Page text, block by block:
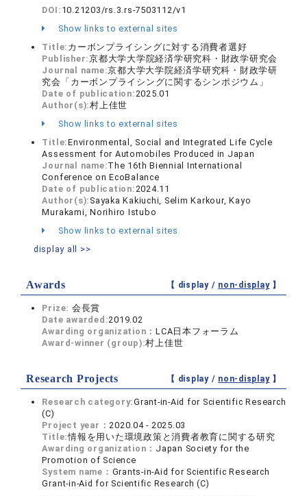
DOI: 10.21203/rs.3.rs-7503112/v1
Show links to external sites
Title: カーボンプライシングに対する消費者選好
Publisher:京都大学大学院経済学研究科・財政学研究会
Journal name:京都大学大学院経済学研究科・財政学研
究会「カーボンプライシングに関するシンポジウム」
Date of publication:2025.01
Author(s):村上佳世
Show links to external sites
Title:Environmental, Social and Integrated Life Cycle
Assessment for Automobiles Produced in Japan
Journal name:The 16th Biennial International
Conference on EcoBalance
Date of publication:2024.11
Author(s): Sayaka Kakiuchi, Selim Karkour, Kayo
Murakami, Norihiro Istubo
Show links to external sites
display all >>
Awards 【 display / non-display】
Prize: 会長賞
Date awarded:2019.02
Awarding organization：LCA日本フォーラム
Award-winner (group):村上佳世
Research Projects 【 display / non-display】
Research category:Grant-in-Aid for Scientific Research
(C)
Project year：2020.04 - 2025.03
Title:情報を用いた環境政策と消費者教育に関する研究
Awarding organization： Japan Society for the
Promotion of Science
System name： Grants-in-Aid for Scientific Research
Grant-in-Aid for Scientific Research (C)